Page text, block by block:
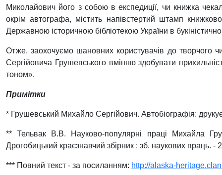
Миколайович його з собою в експедиції, чи книжка
окрім автографа, містить напівстертий штамп
Державною історичною бібліотекою України в
Отже, заохочуємо шановних користувачів до творчого
Сергійовича Грушевського вмінню здобувати
тоном».
Примітки
* Грушевський Михайло Сергійович. Автобіографія:
** Тельвак В.В. Науково-популярні праці Михайла
Дрогобицький краєзнавчий збірник : зб. наукових праць.
*** Повний текст - за посиланням: http://alaska-